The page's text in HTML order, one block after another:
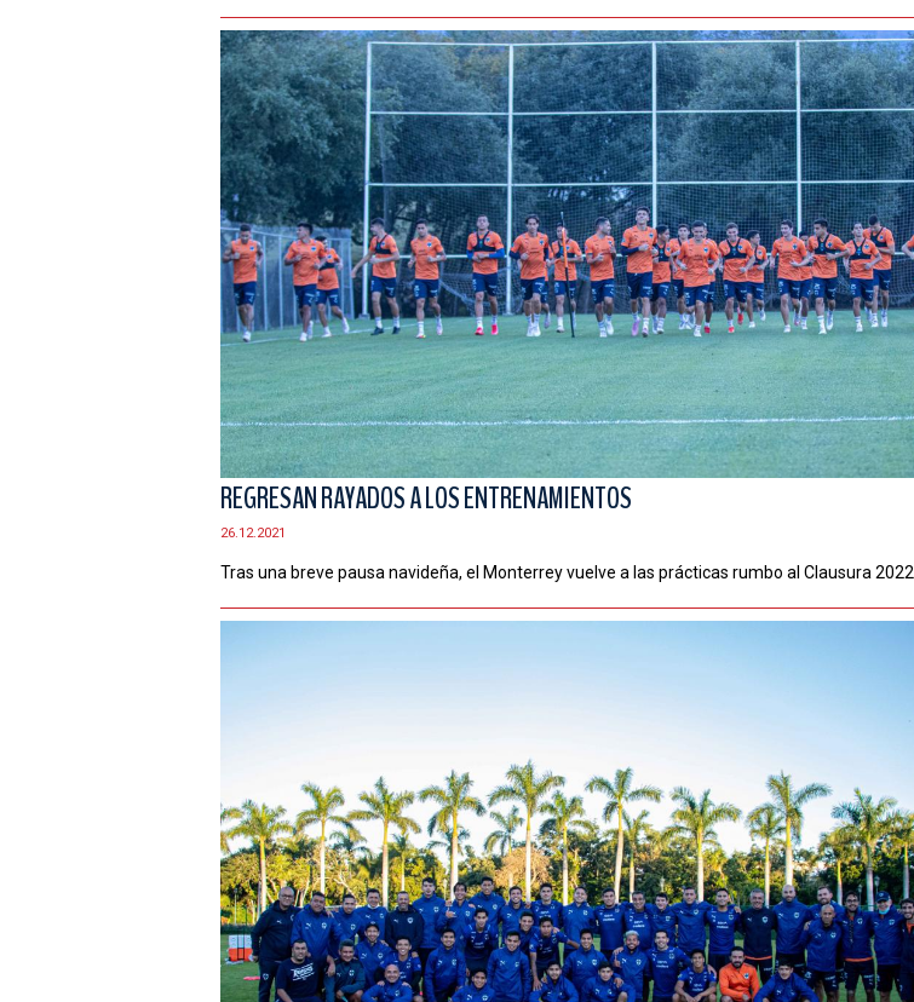
REGRESAN RAYADOS A LOS ENTRENAMIENTOS
26.12.2021
Tras una breve pausa navideña, el Monterrey vuelve a las prácticas rumbo al Clausura 2022